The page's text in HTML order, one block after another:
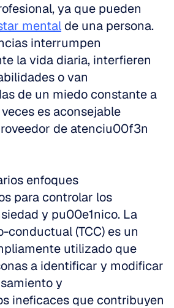
ya que pueden
mental de una persona.
interrumpen
la vida diaria, interfieren
o van
de un miedo constante a
es aconsejable
de atenciu00f3n
enfoques
para controlar los
y pu00e1nico. La
conductual (TCC) es un
utilizado que
a identificar y modificar
y
ineficaces que contribuyen